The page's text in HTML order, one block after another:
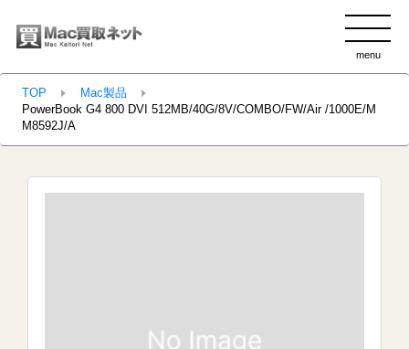
menu
TOP
Mac製品
PowerBook G4 800 DVI 512MB/40G/8V/COMBO/FW/Air /1000E/M
M8592J/A